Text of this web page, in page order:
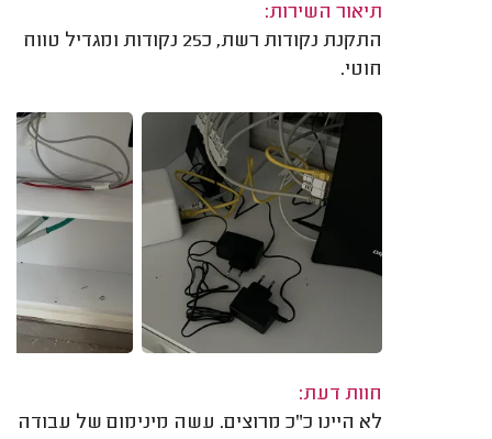
תיאור השירות:
התקנת נקודות רשת, כ25 נקודות ומגדיל טווח
חוטי.
חוות דעת:
לא היינו כ"כ מרוצים. עשה מינימום של עבודה